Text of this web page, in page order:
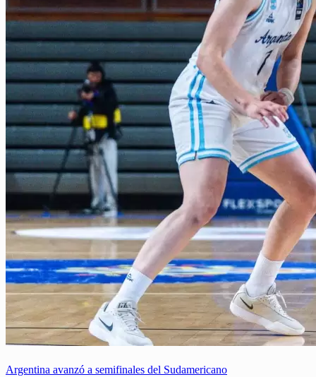
Argentina avanzó a semifinales del Sudamericano